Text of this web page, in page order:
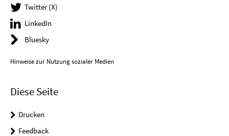
Twitter (X)
LinkedIn
Bluesky
Hinweise zur Nutzung sozialer Medien
Diese Seite
Drucken
Feedback